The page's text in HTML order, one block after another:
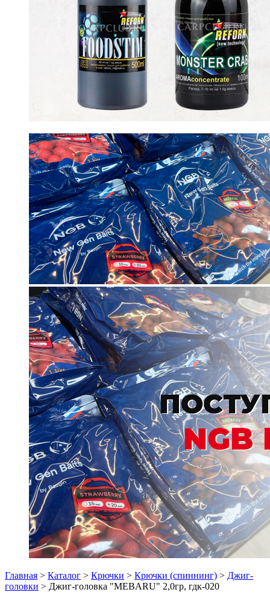
Главная > Каталог > Крючки > Крючки (спиннинг) > Джиг-
головки > Джиг-головка "MEBARU" 2,0гр, гдк-020